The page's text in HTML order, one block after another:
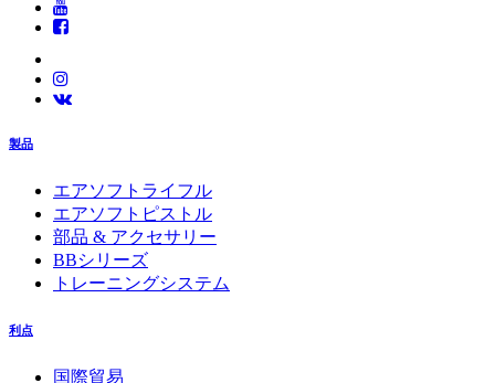
製品
エアソフトライフル
エアソフトピストル
部品 & アクセサリー
BBシリーズ
トレーニングシステム
利点
国際貿易